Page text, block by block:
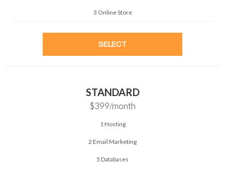
3 Online Store
SELECT
STANDARD
$399/month
1 Hosting
2 Email Marketing
5 Databases